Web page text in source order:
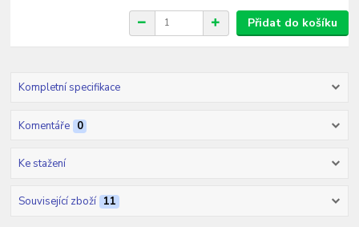
Přidat do košíku
Kompletní specifikace
Komentáře 0
Ke stažení
Související zboží 11